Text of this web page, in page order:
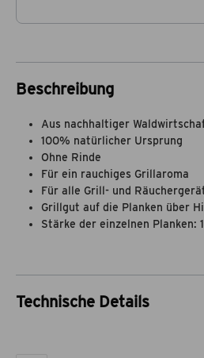
Beschreibung
Aus nachhaltiger
100% natürlicher Ursprung
Ohne Rinde
Für ein rauchiges Grillaroma
Für alle Grill- und
Grillgut auf die Planken über
Stärke der einzelnen Planken:
Technische Details